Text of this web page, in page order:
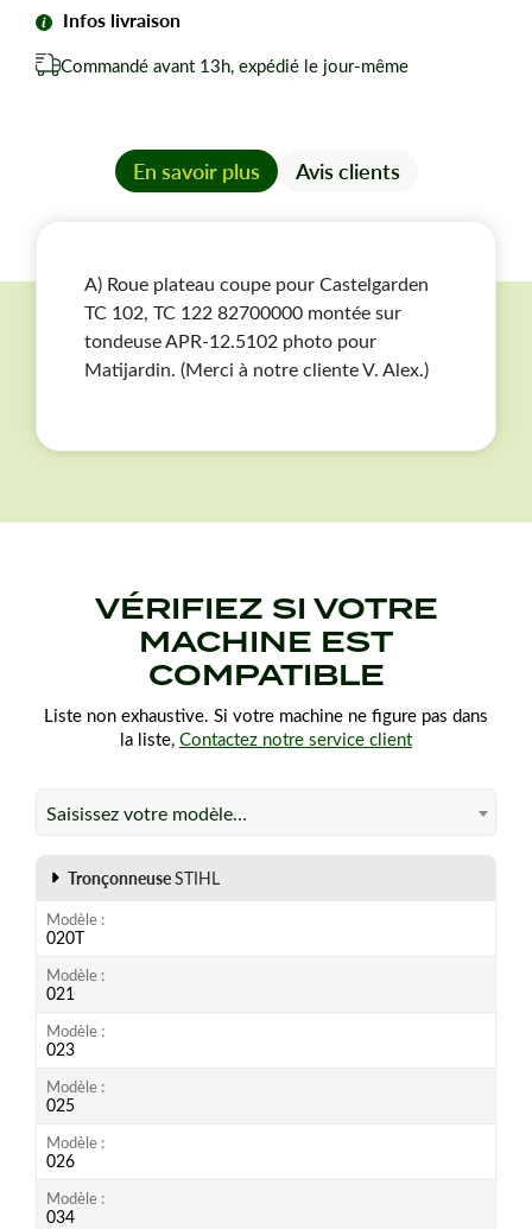
Infos livraison
Commandé avant 13h, expédié le jour-même
En savoir plus Avis clients
A) Roue plateau coupe pour Castelgarden
TC 102, TC 122 82700000 montée sur
tondeuse APR-12.5102 photo pour
Matijardin. (Merci à notre cliente V. Alex.)
VÉRIFIEZ SI VOTRE
MACHINE EST
COMPATIBLE
Liste non exhaustive. Si votre machine ne figure pas dans
la liste, Contactez notre service client
Saisissez votre modèle…
TronçonneuseSTIHL
Modèle
020T
Modèle
021
Modèle
023
Modèle
025
Modèle
026
Modèle
034